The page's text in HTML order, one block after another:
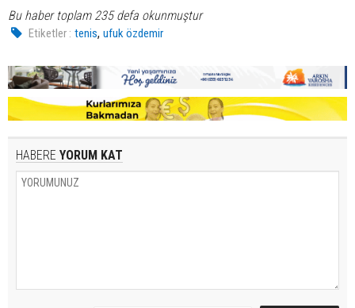
Bu haber toplam 235 defa okunmuştur
Etiketler : tenis,ufuk özdemir
HABERE YORUM KAT